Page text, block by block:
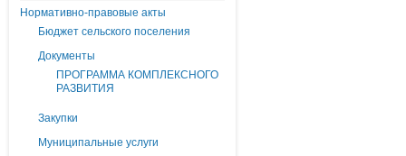
Нормативно-правовые акты
Бюджет сельского поселения
Документы
ПРОГРАММА КОМПЛЕКСНОГО
РАЗВИТИЯ
Закупки
Муниципальные услуги